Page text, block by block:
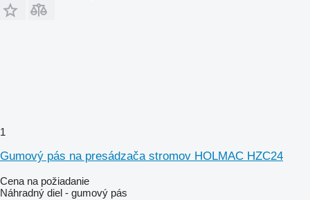
1
Gumový pás na presádzača stromov HOLMAC HZC24
Cena na požiadanie
Náhradný diel - gumový pás